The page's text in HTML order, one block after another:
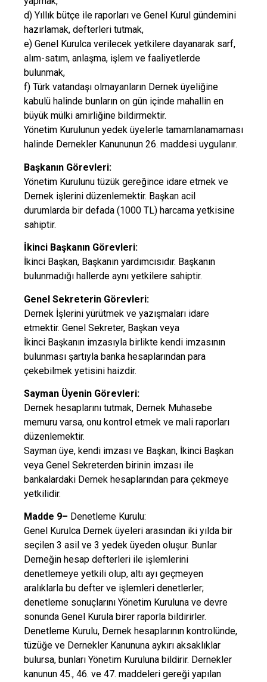
d) Yıllık bütçe ile raporları ve Genel Kurul gündemini
hazırlamak, defterleri tutmak,
e) Genel Kurulca verilecek yetkilere dayanarak sarf,
alım-satım, anlaşma, işlem ve faaliyetlerde
bulunmak,
f) Türk vatandaşı olmayanların Dernek üyeliğine
kabulü halinde bunların on gün içinde mahallin en
büyük mülki amirliğine bildirmektir.
Yönetim Kurulunun yedek üyelerle tamamlanamaması
halinde Dernekler Kanununun 26. maddesi uygulanır.
Başkanın Görevleri:
Yönetim Kurulunu tüzük gereğince idare etmek ve
Dernek işlerini düzenlemektir. Başkan acil
durumlarda bir defada (1000 TL) harcama yetkisine
sahiptir.
İkinci Başkanın Görevleri:
İkinci Başkan, Başkanın yardımcısıdır. Başkanın
bulunmadığı hallerde aynı yetkilere sahiptir.
Genel Sekreterin Görevleri:
Dernek İşlerini yürütmek ve yazışmaları idare
etmektir. Genel Sekreter, Başkan veya
İkinci Başkanın imzasıyla birlikte kendi imzasının
bulunması şartıyla banka hesaplarından para
çekebilmek yetisini haizdir.
Sayman Üyenin Görevleri:
Dernek hesaplarını tutmak, Dernek Muhasebe
memuru varsa, onu kontrol etmek ve mali raporları
düzenlemektir.
Sayman üye, kendi imzası ve Başkan, İkinci Başkan
veya Genel Sekreterden birinin imzası ile
bankalardaki Dernek hesaplarından para çekmeye
yetkilidir.
Madde 9– Denetleme Kurulu:
Genel Kurulca Dernek üyeleri arasından iki yılda bir
seçilen 3 asil ve 3 yedek üyeden oluşur. Bunlar
Derneğin hesap defterleri ile işlemlerini
denetlemeye yetkili olup, altı ayı geçmeyen
aralıklarla bu defter ve işlemleri denetlerler;
denetleme sonuçlarını Yönetim Kuruluna ve devre
sonunda Genel Kurula birer raporla bildirirler.
Denetleme Kurulu, Dernek hesaplarının kontrolünde,
tüzüğe ve Dernekler Kanununa aykırı aksaklıklar
bulursa, bunları Yönetim Kuruluna bildirir. Dernekler
kanunun 45., 46. ve 47. maddeleri gereği yapılan